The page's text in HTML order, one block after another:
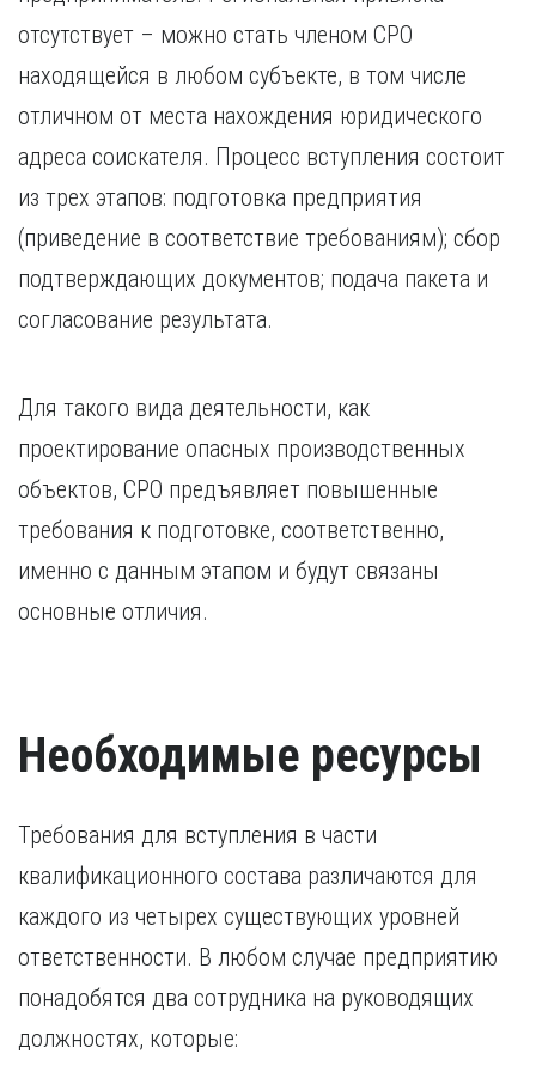
отсутствует – можно стать членом СРО
находящейся в любом субъекте, в том числе
отличном от места нахождения юридического
адреса соискателя. Процесс вступления состоит
из трех этапов: подготовка предприятия
(приведение в соответствие требованиям); сбор
подтверждающих документов; подача пакета и
согласование результата.
Для такого вида деятельности, как
проектирование опасных производственных
объектов, СРО предъявляет повышенные
требования к подготовке, соответственно,
именно с данным этапом и будут связаны
основные отличия.
Необходимые ресурсы
Требования для вступления в части
квалификационного состава различаются для
каждого из четырех существующих уровней
ответственности. В любом случае предприятию
понадобятся два сотрудника на руководящих
должностях, которые: